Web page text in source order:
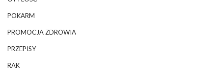
POKARM
PROMOCJA ZDROWIA
PRZEPISY
RAK